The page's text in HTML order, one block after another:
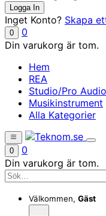
Inget Konto? Skapa
0
0
Din varukorg är tom.
Hem
REA
Studio/Pro Audio
Musikinstrument
Alla Kategorier
0
0
Din varukorg är tom.
Välkommen, Gäst